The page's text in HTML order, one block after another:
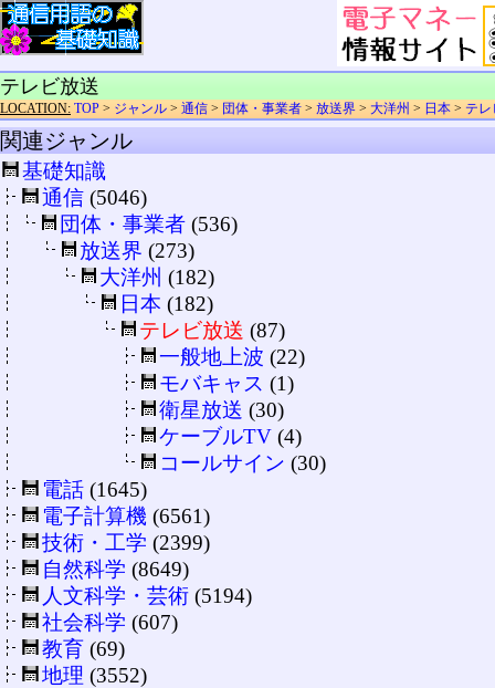
テレビ放送
LOCATION: TOP > ジャンル > 通信 > 団体・事業者 > 放送界 > 大洋州 > 日本 > テレ
関連ジャンル
基礎知識
通信 (5046)
団体・事業者 (536)
放送界 (273)
大洋州 (182)
日本 (182)
テレビ放送 (87)
一般地上波 (22)
モバキャス (1)
衛星放送 (30)
ケーブルTV (4)
コールサイン (30)
電話 (1645)
電子計算機 (6561)
技術・工学 (2399)
自然科学 (8649)
人文科学・芸術 (5194)
社会科学 (607)
教育 (69)
地理 (3552)